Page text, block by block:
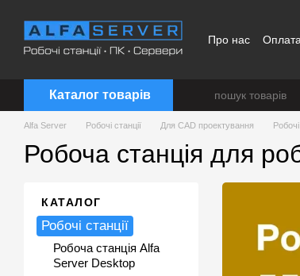
Про нас
Каталог товарів
Alfa Server Робочі станції Для CAD проектування
Робоча станція для
КАТАЛОГ
Робочі станції
Робоча станція Alfa
Server Desktop